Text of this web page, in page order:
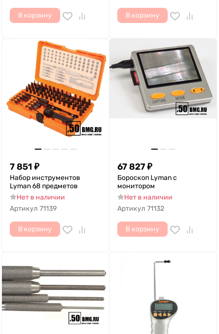
В корзину В корзину
7 851 ₽
Набор инструментов
Lyman 68 предметов
Нет в наличии
Артикул 71139
В корзину
67 827₽
Бороскоп Lyman с
монитором
Нет в наличии
Артикул 71132
В корзину